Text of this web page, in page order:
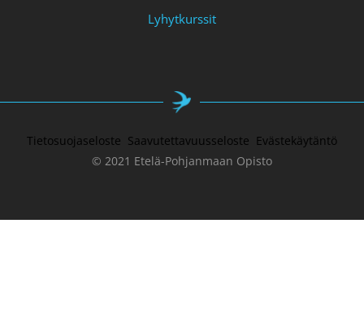
Lyhytkurssit
Tietosuojaseloste Saavutettavuusseloste Evästekäytäntö
© 2021 Etelä-Pohjanmaan Opisto